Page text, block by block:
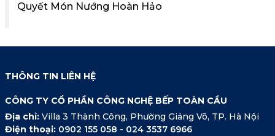
Quyết Món Nướng Hoàn Hảo
THÔNG TIN LIÊN HỆ
CÔNG TY CỔ PHẦN CÔNG NGHỆ BẾP TOÀN CẦU
Địa chỉ: Villa 3 Thành Công, Phường Giảng Võ, TP. Hà Nội
Điện thoại: 0902 155 058 - 024 3537 6966